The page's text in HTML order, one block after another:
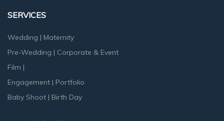
SERVICES
Wedding | Maternity
Pre-Wedding | Corporate & Event
Film |
Engagement | Portfolio
Baby Shoot | Birth Day